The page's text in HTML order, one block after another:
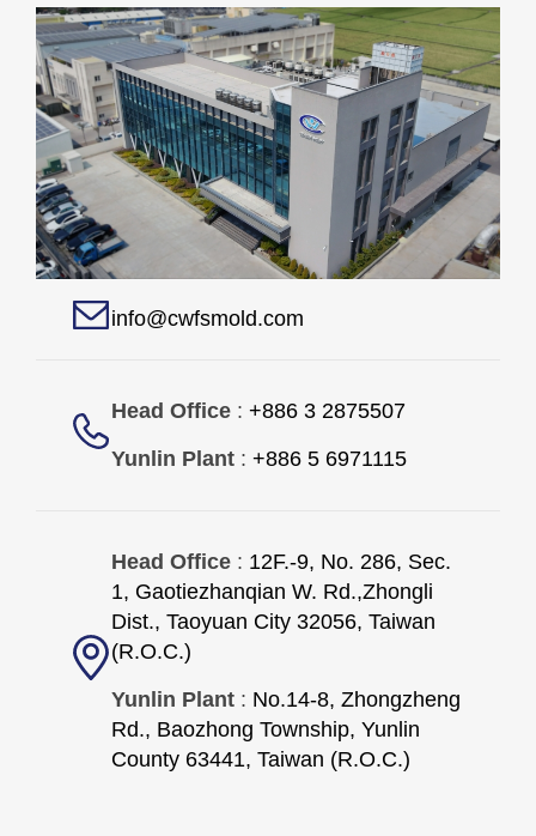
info@cwfsmold.com
Head Office: +886 3 2875507
Yunlin Plant: +886 5 6971115
Head Office: 12F.-9, No. 286, Sec.
1, Gaotiezhanqian W. Rd.,Zhongli
Dist., Taoyuan City 32056, Taiwan
(R.O.C.)
Yunlin Plant: No.14-8, Zhongzheng
Rd., Baozhong Township, Yunlin
County 63441, Taiwan (R.O.C.)